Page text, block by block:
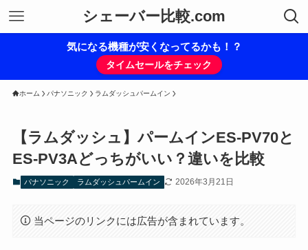
シェーバー比較.com
気になる機種が安くなってるかも！？
タイムセールをチェック
ホーム パナソニック ラムダッシュパームイン
【ラムダッシュ】パームインES-PV70と
ES-PV3Aどっちがいい？違いを比較
パナソニック ラムダッシュパームイン 2026年3月21日
当ページのリンクには広告が含まれています。